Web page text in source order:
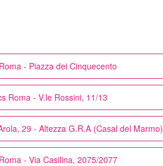
Roma - Piazza dei Cinquecento
Roma - V.le Rossini, 11/13
29 - Altezza G.R.A (Casal del Marmo)
Roma - Via Casilina, 2075/2077